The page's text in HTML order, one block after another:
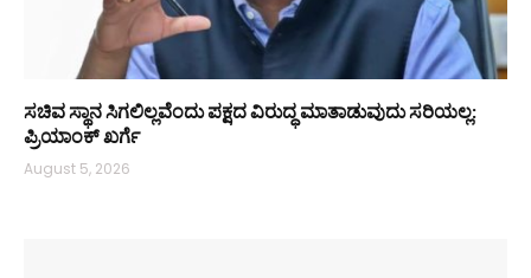
ಸಚಿವ ಸ್ಥಾನ ಸಿಗಲಿಲ್ಲವೆಂದು ಪಕ್ಷದ ವಿರುದ್ಧ ಮಾತಾಡುವುದು ಸರಿಯಲ್ಲ:
ಪ್ರಿಯಾಂಕ್ ಖರ್ಗೆ
August 5, 2026